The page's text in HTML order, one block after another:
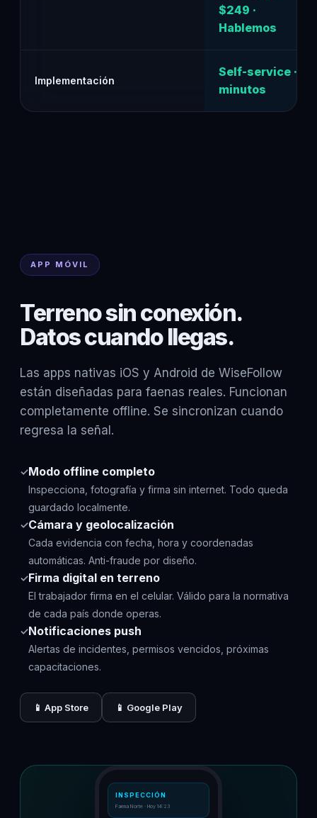
$249 ·
Hablemos
Implementación
Self-service ·
minutos
APP MÓVIL
Terreno sin conexión.
Datos cuando llegas.
Las apps nativas iOS y Android de WiseFollow
están diseñadas para faenas reales. Funcionan
completamente offline. Se sincronizan cuando
regresa la señal.
✓Modo offline completo
Inspecciona, fotografía y firma sin internet. Todo queda
guardado localmente.
✓Cámara y geolocalización
Cada evidencia con fecha, hora y coordenadas
automáticas. Anti-fraude por diseño.
✓Firma digital en terreno
El trabajador firma en el celular. Válido para la normativa
de cada país donde operas.
✓Notificaciones push
Alertas de incidentes, permisos vencidos, próximas
capacitaciones.
📱 App Store 📱 Google Play
INSPECCIÓN
Faena Norte · Hoy 14:23